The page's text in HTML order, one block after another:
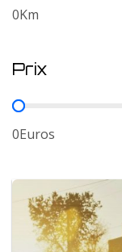
0Km
Prix
Prix
0Euros